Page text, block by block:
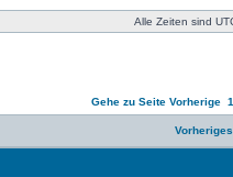
Alle Zeiten sind
Gehe zu Seite Vorherige 1